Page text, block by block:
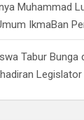
Muhammad
IkmaBan
Tabur Bunga
Legislator